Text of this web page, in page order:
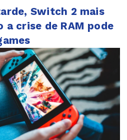
Switch 2 mais
a crise de RAM pode